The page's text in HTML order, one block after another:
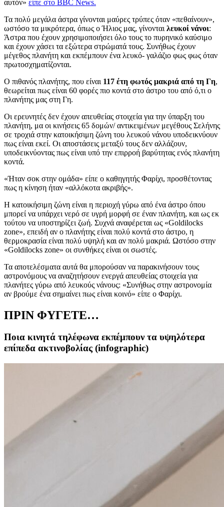
αυτόν» είπε στο BBC News.
Τα πολύ μεγάλα άστρα γίνονται μαύρες τρύπες όταν «πεθαίνουν»,
ωστόσο τα μικρότερα, όπως ο Ήλιος μας, γίνονται λευκοί νάνοι:
Άστρα που έχουν χρησιμοποιήσει όλο τους το πυρηνικό καύσιμο
και έχουν χάσει τα εξώτερα στρώματά τους. Συνήθως έχουν
μέγεθος πλανήτη και εκπέμπουν ένα λευκό- γαλάζιο φως φως όταν
πρωτοσχηματίζονται.
Ο πιθανός πλανήτης, που είναι 117 έτη φωτός μακριά από τη Γη,
θεωρείται πως είναι 60 φορές πιο κοντά στο άστρο του από ό,τι ο
πλανήτης μας στη Γη.
Οι ερευνητές δεν έχουν απευθείας στοιχεία για την ύπαρξη του
πλανήτη, μα οι κινήσεις 65 δομών/ αντικειμένων μεγέθους Σελήνης
σε τροχιά στην κατοικήσιμη ζώνη του λευκού νάνου υποδεικνύουν
πως είναι εκεί. Οι αποστάσεις μεταξύ τους δεν αλλάζουν,
υποδεικνύοντας πως είναι υπό την επιρροή βαρύτητας ενός πλανήτη
κοντά.
«Ήταν σοκ στην ομάδα» είπε ο καθηγητής Φαρίχι, προσθέτοντας
πως η κίνηση ήταν «αλλόκοτα ακριβής».
Η κατοικήσιμη ζώνη είναι η περιοχή γύρω από ένα άστρο όπου
μπορεί να υπάρχει νερό σε υγρή μορφή σε έναν πλανήτη, και ως εκ
τούτου να υποστηρίζει ζωή. Συχνά αναφέρεται ως «Goldilocks
zone», επειδή αν ο πλανήτης είναι πολύ κοντά στο άστρο, η
θερμοκρασία είναι πολύ υψηλή και αν πολύ μακριά. Ωστόσο στην
«Goldilocks zone» οι συνθήκες είναι οι σωστές.
Τα αποτελέσματα αυτά θα μπορούσαν να παρακινήσουν τους
αστρονόμους να αναζητήσουν ενεργά απευθείας στοιχεία για
πλανήτες γύρω από λευκούς νάνους: «Συνήθως στην αστρονομία
αν βρούμε ένα σημαίνει πως είναι κοινό» είπε ο Φαρίχι.
ΠΡΙΝ ΦΥΓΕΤΕ…
Ποια κινητά τηλέφωνα εκπέμπουν τα υψηλότερα
επίπεδα ακτινοβολίας (infographic)